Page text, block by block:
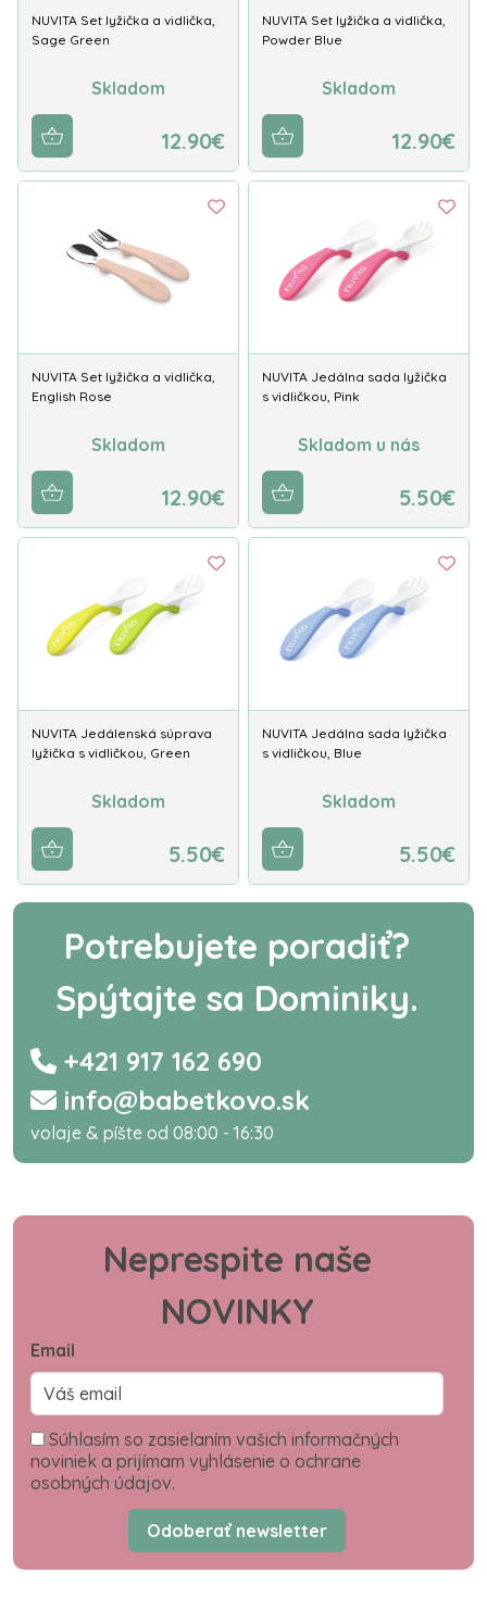
NUVITA Set lyžička a vidlička,
Sage Green
Skladom
12.90€
NUVITA Set lyžička a vidlička,
Powder Blue
Skladom
12.90€
NUVITA Set lyžička a vidlička,
English Rose
Skladom
12.90€
NUVITA Jedálna sada lyžička
s vidličkou, Pink
Skladom u nás
5.50€
NUVITA Jedálenská súprava
lyžička s vidličkou, Green
Skladom
5.50€
NUVITA Jedálna sada lyžička
s vidličkou, Blue
Skladom
5.50€
Potrebujete poradiť?
Spýtajte sa Dominiky.
+421 917 162 690
info@babetkovo.sk
volaje & píšte od 08:00 - 16:30
Neprespite naše
NOVINKY
Email
Súhlasím so zasielaním vašich informačných
noviniek a prijímam vyhlásenie o ochrane
osobných údajov.
Odoberať newsletter